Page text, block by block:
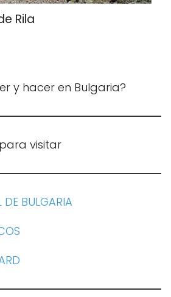
Rila
y hacer en Bulgaria?
visitar
BULGARIA